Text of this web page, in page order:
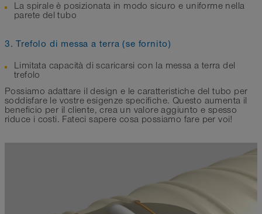
La spirale è posizionata in modo sicuro e uniforme nella
parete del tubo
3. Trefolo di messa a terra (se fornito)
Limitata capacità di scaricarsi con la messa a terra del
trefolo
Possiamo adattare il design e le caratteristiche del tubo per
soddisfare le vostre esigenze specifiche. Questo aumenta il
beneficio per il cliente, crea un valore aggiunto e spesso
riduce i costi. Fateci sapere cosa possiamo fare per voi!